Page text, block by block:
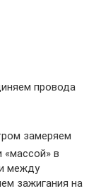
провода
замеряем
в
между
зажигания на